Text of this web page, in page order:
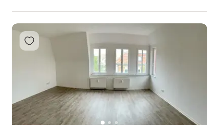
Přidat do oblíbených